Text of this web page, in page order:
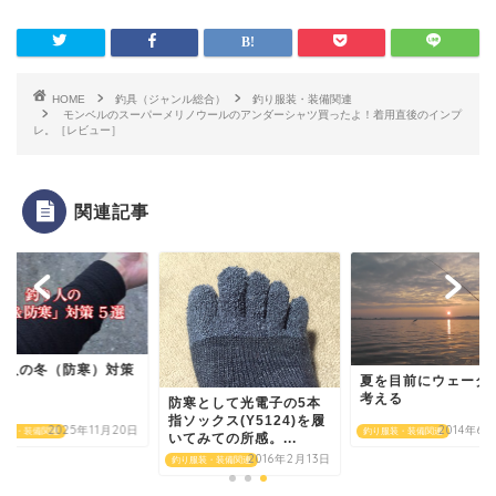
HOME 釣具（ジャンル総合）
釣り服装・装備関連
モンベルのスーパーメリノウールのアンダーシャツ買ったよ！着用直後のインプ
レ。［レビュー］
関連記事
装・装備関連
人の冬（防寒）対策
2025年11月20日
釣り服装・装備関連
防寒として光電子の5本
指ソックス(Y5124)を履
いてみての所感。...
2016年2月13日
釣り服装・装備関連
夏を目前にウェーダ
考える
2014年6